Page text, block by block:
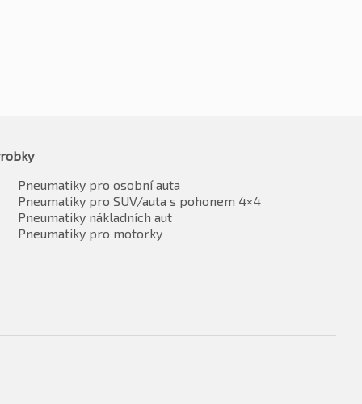
Pneumatiky pro osobní auta
Pneumatiky pro SUV/auta s pohonem 4×4
Pneumatiky nákladních aut
Pneumatiky pro motorky